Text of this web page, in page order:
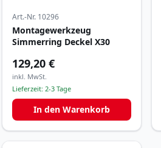
Art.-Nr. 10296
Montagewerkzeug
Simmerring Deckel X30
129,20 €
inkl. MwSt.
Lieferzeit: 2-3 Tage
In den Warenkorb